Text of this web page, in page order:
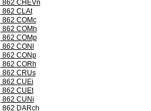
862 CHEVn
862 CLAt
862 COMc
862 COMh
862 COMp
862 CONl
862 CONp
862 CORh
862 CRUs
862 CUEi
862 CUEt
862 CUNi
862 DARch